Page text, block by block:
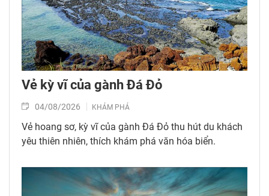
Vẻ kỳ vĩ của gành Đá Đỏ
04/08/2026 KHÁM PHÁ
Vẻ hoang sơ, kỳ vĩ của gành Đá Đỏ thu hút du khách
yêu thiên nhiên, thích khám phá văn hóa biển.